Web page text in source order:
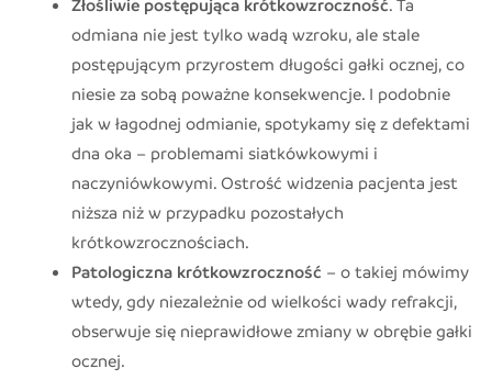
odmiana nie jest tylko wadą wzroku, ale stale
postępującym przyrostem długości gałki ocznej, co
niesie za sobą poważne konsekwencje. I podobnie
jak w łagodnej odmianie, spotykamy się z defektami
dna oka – problemami siatkówkowymi i
naczyniówkowymi. Ostrość widzenia pacjenta jest
niższa niż w przypadku pozostałych
krótkowzrocznościach.
Patologiczna krótkowzroczność – o takiej mówimy
wtedy, gdy niezależnie od wielkości wady refrakcji,
obserwuje się nieprawidłowe zmiany w obrębie gałki
ocznej.